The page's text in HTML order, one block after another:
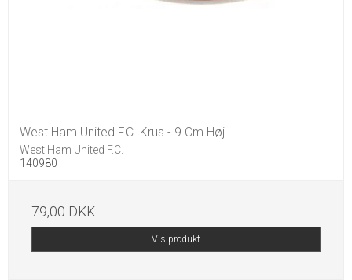
West Ham United F.C. Krus - 9 Cm Høj
West Ham United F.C.
140980
79,00 DKK
Vis produkt